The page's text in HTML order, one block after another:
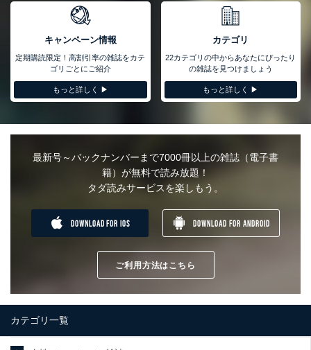
キャンペーン情報
定期購読限定！高割引率の雑誌をカテ
ゴリごとにご紹介
もっと詳しく ▶︎
カテゴリ
22カテゴリの中からあなたにぴったり
の雑誌を見つけましょう
もっと詳しく ▶︎
最新号～バックナンバーまで7000冊以上の雑誌（電子書
籍）が無料で読み放題！
タダ読みサービスを楽しもう。
DOWNLOAD FOR IOS DOWNLOAD FOR ANDROID
ご利用方法はこちら
カテゴリ一覧